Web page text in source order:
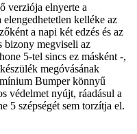
verziója elnyerte a
elengedhetetlen kelléke az
a napi két edzés és az
bizony megviseli az
5-tel sincs ez másként -,
megóvásának
Bumper könnyű
védelmet nyújt, ráadásul a
5 szépségét sem torzítja el.